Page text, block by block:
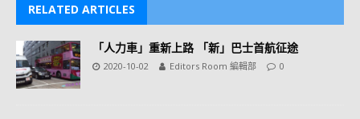
RELATED ARTICLES
「人力車」重新上路 「新」巴士首航征途
2020-10-02 Editors Room 編輯部 0